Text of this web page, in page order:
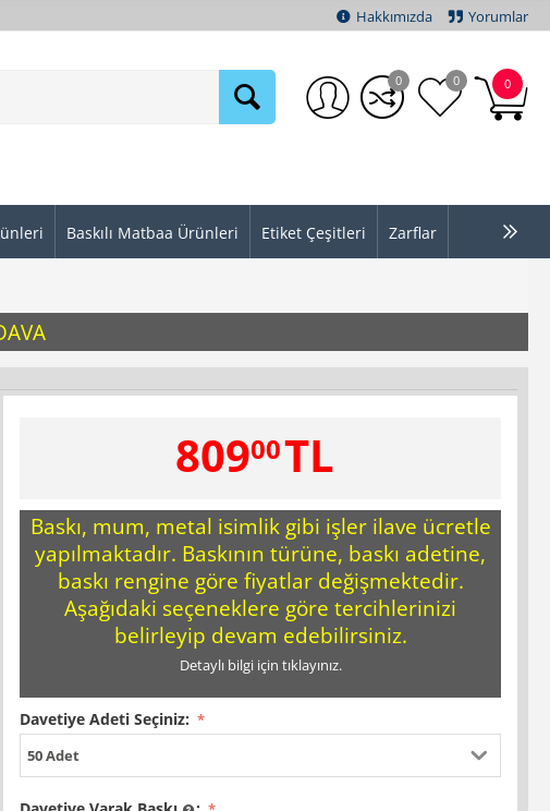
Hakkımızda Yorumlar
0
0 0
Baskılı Matbaa Ürünleri Etiket Çeşitleri Zarflar
80900TL
Baskı, mum, metal isimlik gibi işler ilave ücretle
yapılmaktadır. Baskının türüne, baskı adetine,
baskı rengine göre fiyatlar değişmektedir.
Aşağıdaki seçeneklere göre tercihlerinizi
belirleyip devam edebilirsiniz.
Detaylı bilgi için tıklayınız.
Davetiye Adeti Seçiniz:
50 Adet